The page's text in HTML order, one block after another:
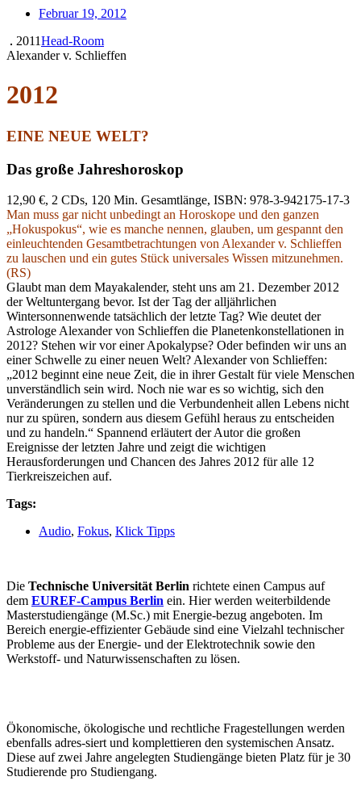
Februar 19, 2012
2011Head-Room
Alexander v. Schlieffen
2012
EINE NEUE WELT?
Das große Jahreshoroskop
12,90 €, 2 CDs, 120 Min. Gesamtlänge, ISBN: 978-3-942175-17-3
Man muss gar nicht unbedingt an Horoskope und den ganzen
„Hokuspokus“, wie es manche nennen, glauben, um gespannt den
einleuchtenden Gesamtbetrachtungen von Alexander v. Schlieffen
zu lauschen und ein gutes Stück universales Wissen mitzunehmen.
(RS)
Glaubt man dem Mayakalender, steht uns am 21. Dezember 2012
der Weltuntergang bevor. Ist der Tag der alljährlichen
Wintersonnenwende tatsächlich der letzte Tag? Wie deutet der
Astrologe Alexander von Schlieffen die Planetenkonstellationen in
2012? Stehen wir vor einer Apokalypse? Oder befinden wir uns an
einer Schwelle zu einer neuen Welt? Alexander von Schlieffen:
„2012 beginnt eine neue Zeit, die in ihrer Gestalt für viele Menschen
unverständlich sein wird. Noch nie war es so wichtig, sich den
Veränderungen zu stellen und die Verbundenheit allen Lebens nicht
nur zu spüren, sondern aus diesem Gefühl heraus zu entscheiden
und zu handeln.“ Spannend erläutert der Autor die großen
Ereignisse der letzten Jahre und zeigt die wichtigen
Herausforderungen und Chancen des Jahres 2012 für alle 12
Tierkreiszeichen auf.
Tags:
Audio, Fokus, Klick Tipps
Die Technische Universität Berlin richtete einen Campus auf
dem EUREF-Campus Berlin ein. Hier werden weiterbildende
Masterstudiengänge (M.Sc.) mit Energie-bezug angeboten. Im
Bereich energie-effizienter Gebäude sind eine Vielzahl technischer
Probleme aus der Energie- und der Elektrotechnik sowie den
Werkstoff- und Naturwissenschaften zu lösen.
Ökonomische, ökologische und rechtliche Fragestellungen werden
ebenfalls adres-siert und komplettieren den systemischen Ansatz.
Diese auf zwei Jahre angelegten Studiengänge bieten Platz für je 30
Studierende pro Studiengang.